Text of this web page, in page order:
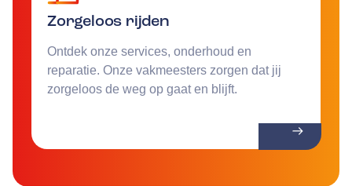
Zorgeloos rijden
Ontdek onze services, onderhoud en
reparatie. Onze vakmeesters zorgen dat jij
zorgeloos de weg op gaat en blijft.